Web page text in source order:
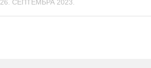
26. СЕПТЕМБРА 2023.